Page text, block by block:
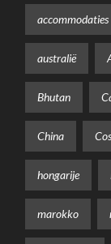
accommodaties
australië
Bhutan
China
hongarije
marokko